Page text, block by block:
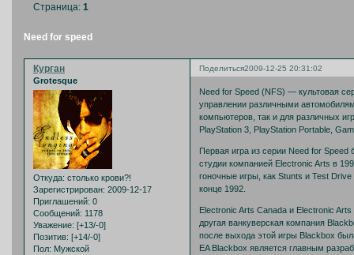
Need for speed
Страница:1
Поделиться2009-12-25 20:31:02
Курган
Grotesque
Откуда: столько крови?!
Зарегистрирован: 2009-12-17
Приглашений: 0
Сообщений: 1178
Уважение: [+13/-0]
Позитив: [+14/-0]
Пол: Мужской
Need for Speed (NFS) — культовая
управлении различными
компьютеров, так и для различных
PlayStation 3, PlayStation Portable,
Первая игра из серии Need for Speed
студии компанией Electronic Arts в
гоночные игры, как Stunts и Test
конце 1992.
Electronic Arts Canada и Electronic
другая ванкуверская компания
после выхода этой игры Blackbox
EA Blackbox является главным